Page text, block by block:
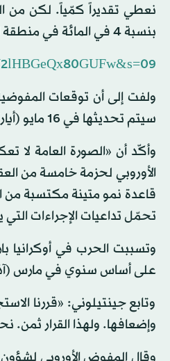
نعطي تقديراً كمّياً. لكن من
بنسبة 4 في المائة في منطقة اليورو في العام 2022.
سيتم تحديثها في 16 مايو (أيار).
وأكّد أن «الصورة العامة
الأوروبي لحزمة خامسة من
تحمّل تداعيات الإجراءات
على أساس سنوي في مارس
وتابع جينتيلوني: «قررنا
وإضعافها. ولهذا القرار
وقال المفوض الأوروبي